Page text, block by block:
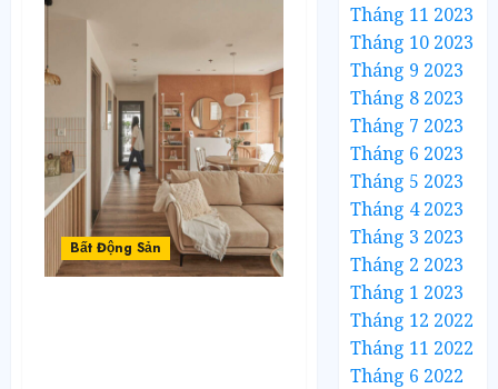
Bất Động Sản
Tháng 11 2023
Tháng 10 2023
Tháng 9 2023
Tháng 8 2023
Tháng 7 2023
Tháng 6 2023
Tháng 5 2023
Tháng 4 2023
Tháng 3 2023
Tháng 2 2023
Tháng 1 2023
Tháng 12 2022
Tháng 11 2022
Tháng 6 2022